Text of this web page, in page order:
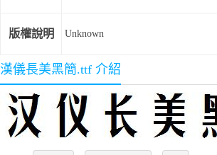
版權說明 Unknown
漢儀長美黑簡.ttf 介紹